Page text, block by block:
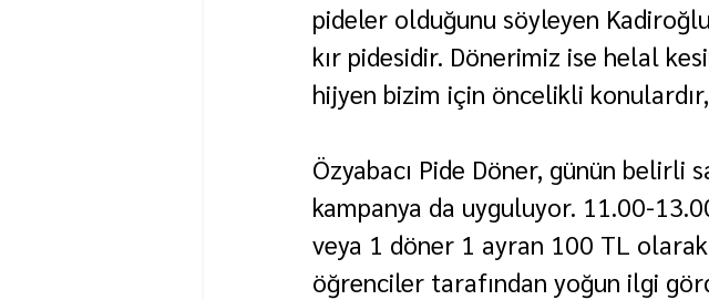
pideler olduğunu söyleyen
kır pidesidir. Dönerimiz ise helal
hijyen bizim için öncelikli
Özyabacı Pide Döner, günün
kampanya da uyguluyor. 11.00-
veya 1 döner 1 ayran 100 TL
öğrenciler tarafından yoğun ilgi